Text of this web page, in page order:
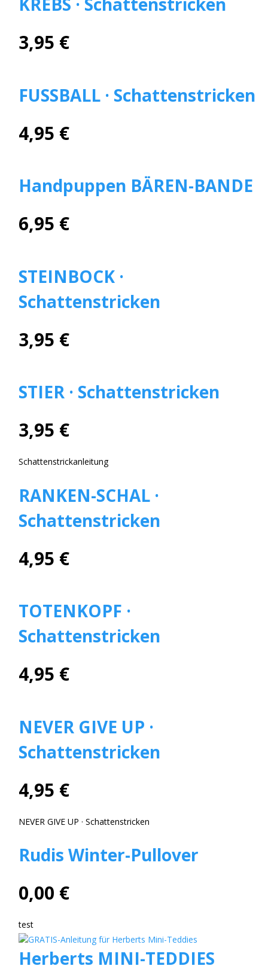
3,95 €
FUSSBALL · Schattenstricken
4,95 €
Handpuppen BÄREN-BANDE
6,95 €
STEINBOCK ·
Schattenstricken
3,95 €
STIER · Schattenstricken
3,95 €
Schattenstrickanleitung
RANKEN-SCHAL ·
Schattenstricken
4,95 €
TOTENKOPF ·
Schattenstricken
4,95 €
NEVER GIVE UP ·
Schattenstricken
4,95 €
NEVER GIVE UP · Schattenstricken
Rudis Winter-Pullover
0,00 €
test
Herberts MINI-TEDDIES